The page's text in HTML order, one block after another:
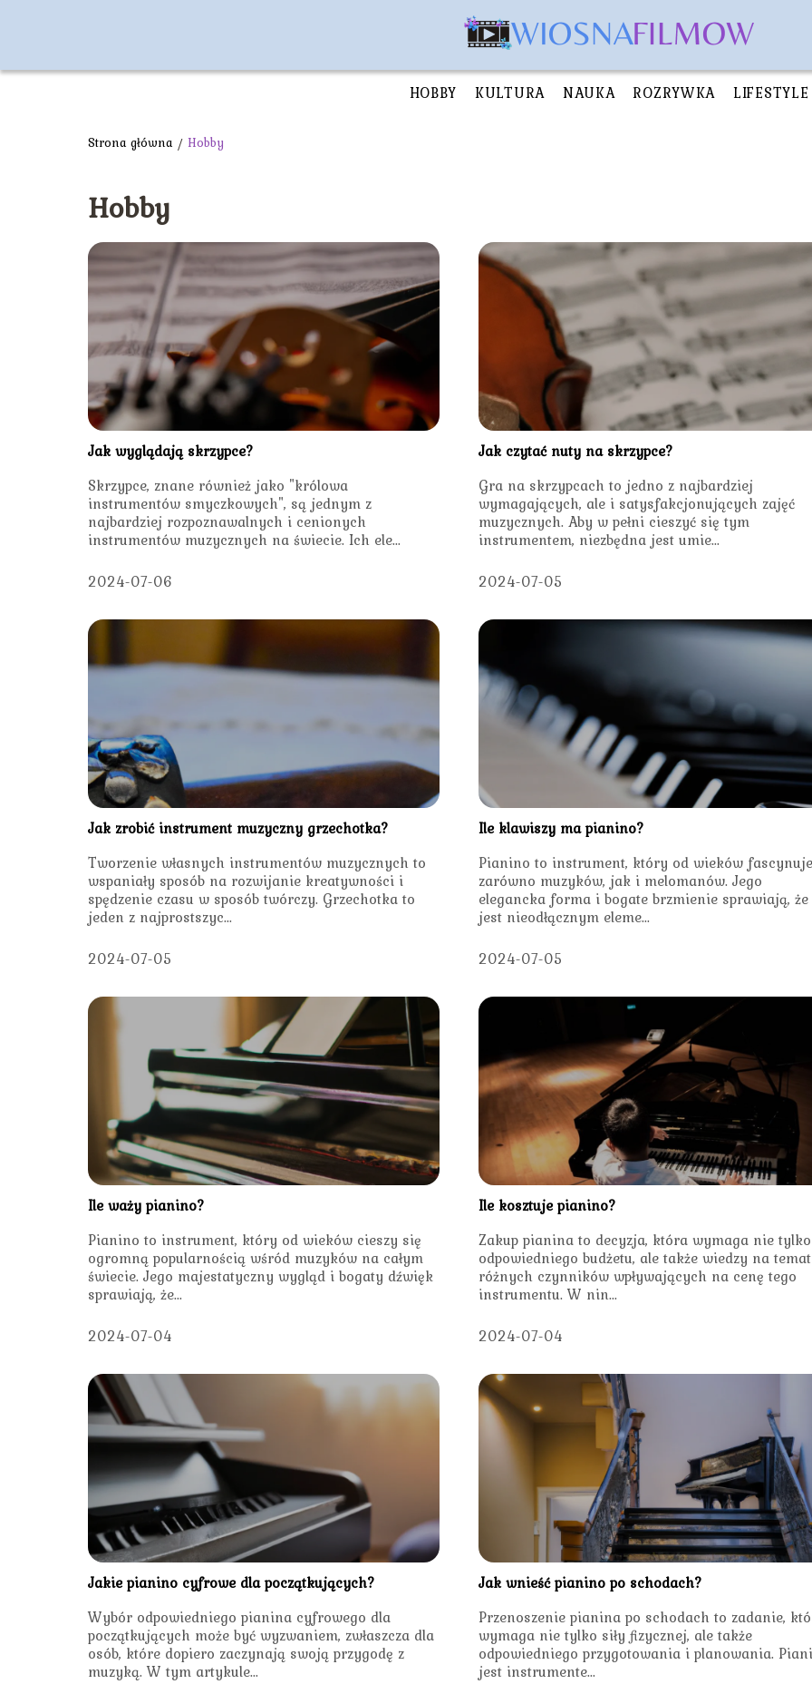
HOBBY KULTURA NAUKA ROZRYWKA LIFESTYLE
Strona główna / Hobby
Hobby
Jak wyglądają skrzypce?
Skrzypce, znane również jako "królowa
instrumentów smyczkowych", są jednym z
najbardziej rozpoznawalnych i cenionych
instrumentów muzycznych na świecie. Ich ele...
2024-07-06
Jak czytać nuty na skrzypce?
Gra na skrzypcach to jedno z najbardziej
wymagających, ale i satysfakcjonujących zajęć
muzycznych. Aby w pełni cieszyć się tym
instrumentem, niezbędna jest umie...
2024-07-05
Jak zrobić instrument muzyczny grzechotka?
Tworzenie własnych instrumentów muzycznych to
wspaniały sposób na rozwijanie kreatywności i
spędzenie czasu w sposób twórczy. Grzechotka to
jeden z najprostszyc...
2024-07-05
Ile klawiszy ma pianino?
Pianino to instrument, który od wieków
zarówno muzyków, jak i melomanów. Jego
elegancka forma i bogate brzmienie sprawiają, że
jest nieodłącznym eleme...
2024-07-05
Ile waży pianino?
Pianino to instrument, który od wieków cieszy się
ogromną popularnością wśród muzyków na całym
świecie. Jego majestatyczny wygląd i bogaty dźwięk
sprawiają, że...
2024-07-04
Ile kosztuje pianino?
Zakup pianina to decyzja, która wymaga nie tylko
odpowiedniego budżetu, ale także wiedzy na temat
różnych czynników wpływających na cenę tego
instrumentu. W nin...
2024-07-04
Jakie pianino cyfrowe dla początkujących?
Wybór odpowiedniego pianina cyfrowego dla
początkujących może być wyzwaniem, zwłaszcza dla
osób, które dopiero zaczynają swoją przygodę z
muzyką. W tym artykule...
Jak wnieść pianino po schodach?
Przenoszenie pianina po schodach to zadanie,
wymaga nie tylko siły fizycznej, ale także
odpowiedniego przygotowania i planowania.
jest instrumente...